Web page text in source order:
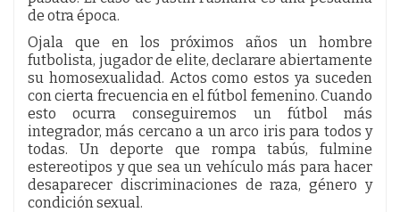
de otra época.
Ojala que en los próximos años un hombre
futbolista, jugador de elite, declarare abiertamente
su homosexualidad. Actos como estos ya suceden
con cierta frecuencia en el fútbol femenino. Cuando
esto ocurra conseguiremos un fútbol más
integrador, más cercano a un arco iris para todos y
todas. Un deporte que rompa tabús, fulmine
estereotipos y que sea un vehículo más para hacer
desaparecer discriminaciones de raza, género y
condición sexual.